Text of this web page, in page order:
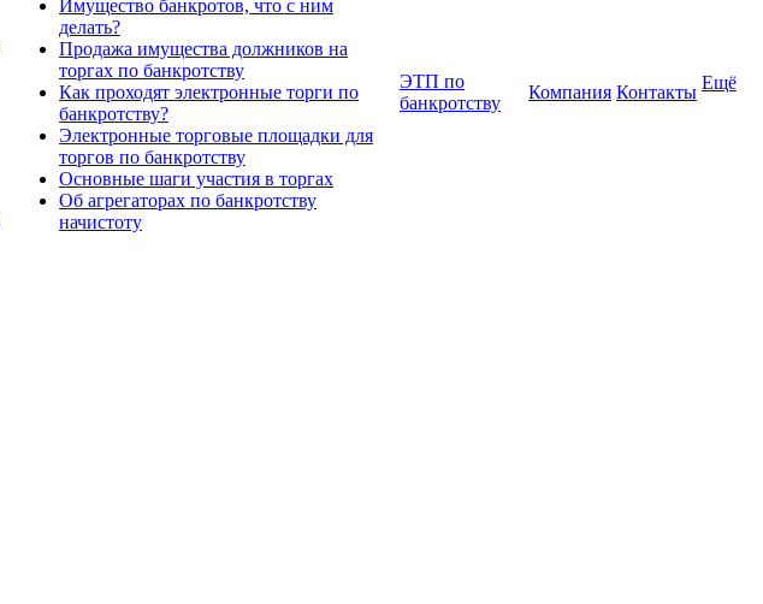
Имущество банкротов, что с ним
делать?
Продажа имущества должников на
торгах по банкротству
Как проходят электронные торги по
банкротству?
Электронные торговые площадки для
торгов по банкротству
Основные шаги участия в торгах
Об агрегаторах по банкротству
начистоту
ЭТП по
банкротству
Компания Контакты Ещё